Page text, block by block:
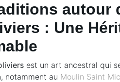
autour
: Une
est un art ancestral qui
notamment au Moulin Saint